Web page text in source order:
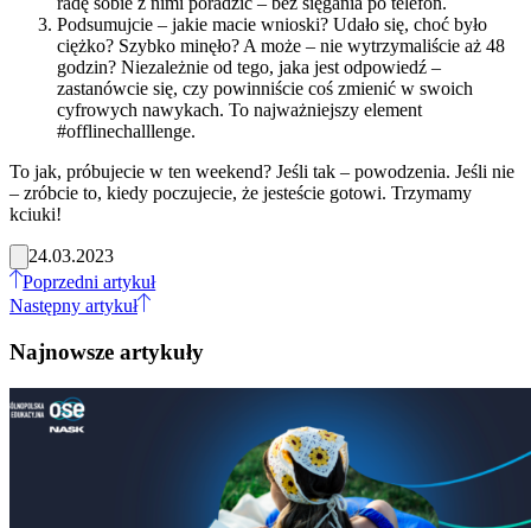
Podsumujcie – jakie macie wnioski? Udało się, choć było
ciężko? Szybko minęło? A może – nie wytrzymaliście aż 48
godzin? Niezależnie od tego, jaka jest odpowiedź –
zastanówcie się, czy powinniście coś zmienić w swoich
cyfrowych nawykach. To najważniejszy element
#offlinechalllenge.
To jak, próbujecie w ten weekend? Jeśli tak – powodzenia. Jeśli nie
– zróbcie to, kiedy poczujecie, że jesteście gotowi. Trzymamy
kciuki!
24.03.2023
Poprzedni artykuł
Następny artykuł
Najnowsze artykuły